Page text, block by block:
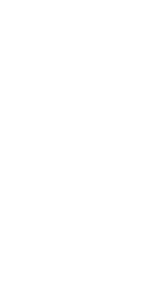
לנהל ולעקוב אחר ההזמנות
תשלום מהיר יותר